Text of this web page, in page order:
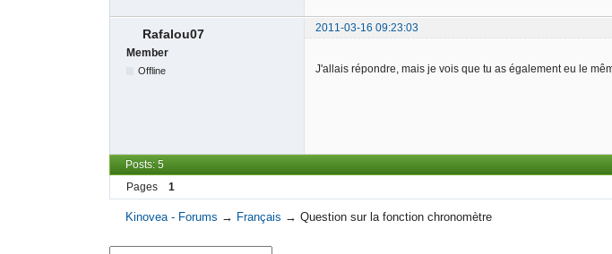
Rafalou07
2011-03-16 09:23:03
Member
Offline J'allais répondre, mais je vois que tu as également eu le
Posts: 5
Pages
1
Kinovea - Forums → Français →Question sur la fonction chronomètre